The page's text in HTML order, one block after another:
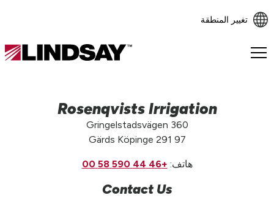
تغيير المنطقة
Lindsay.
Rosenqvists Irrigation
Gringelstadsvägen 360
Gärds Köpinge 291 97
هاتف: +46 44 590 58 00
Contact Us